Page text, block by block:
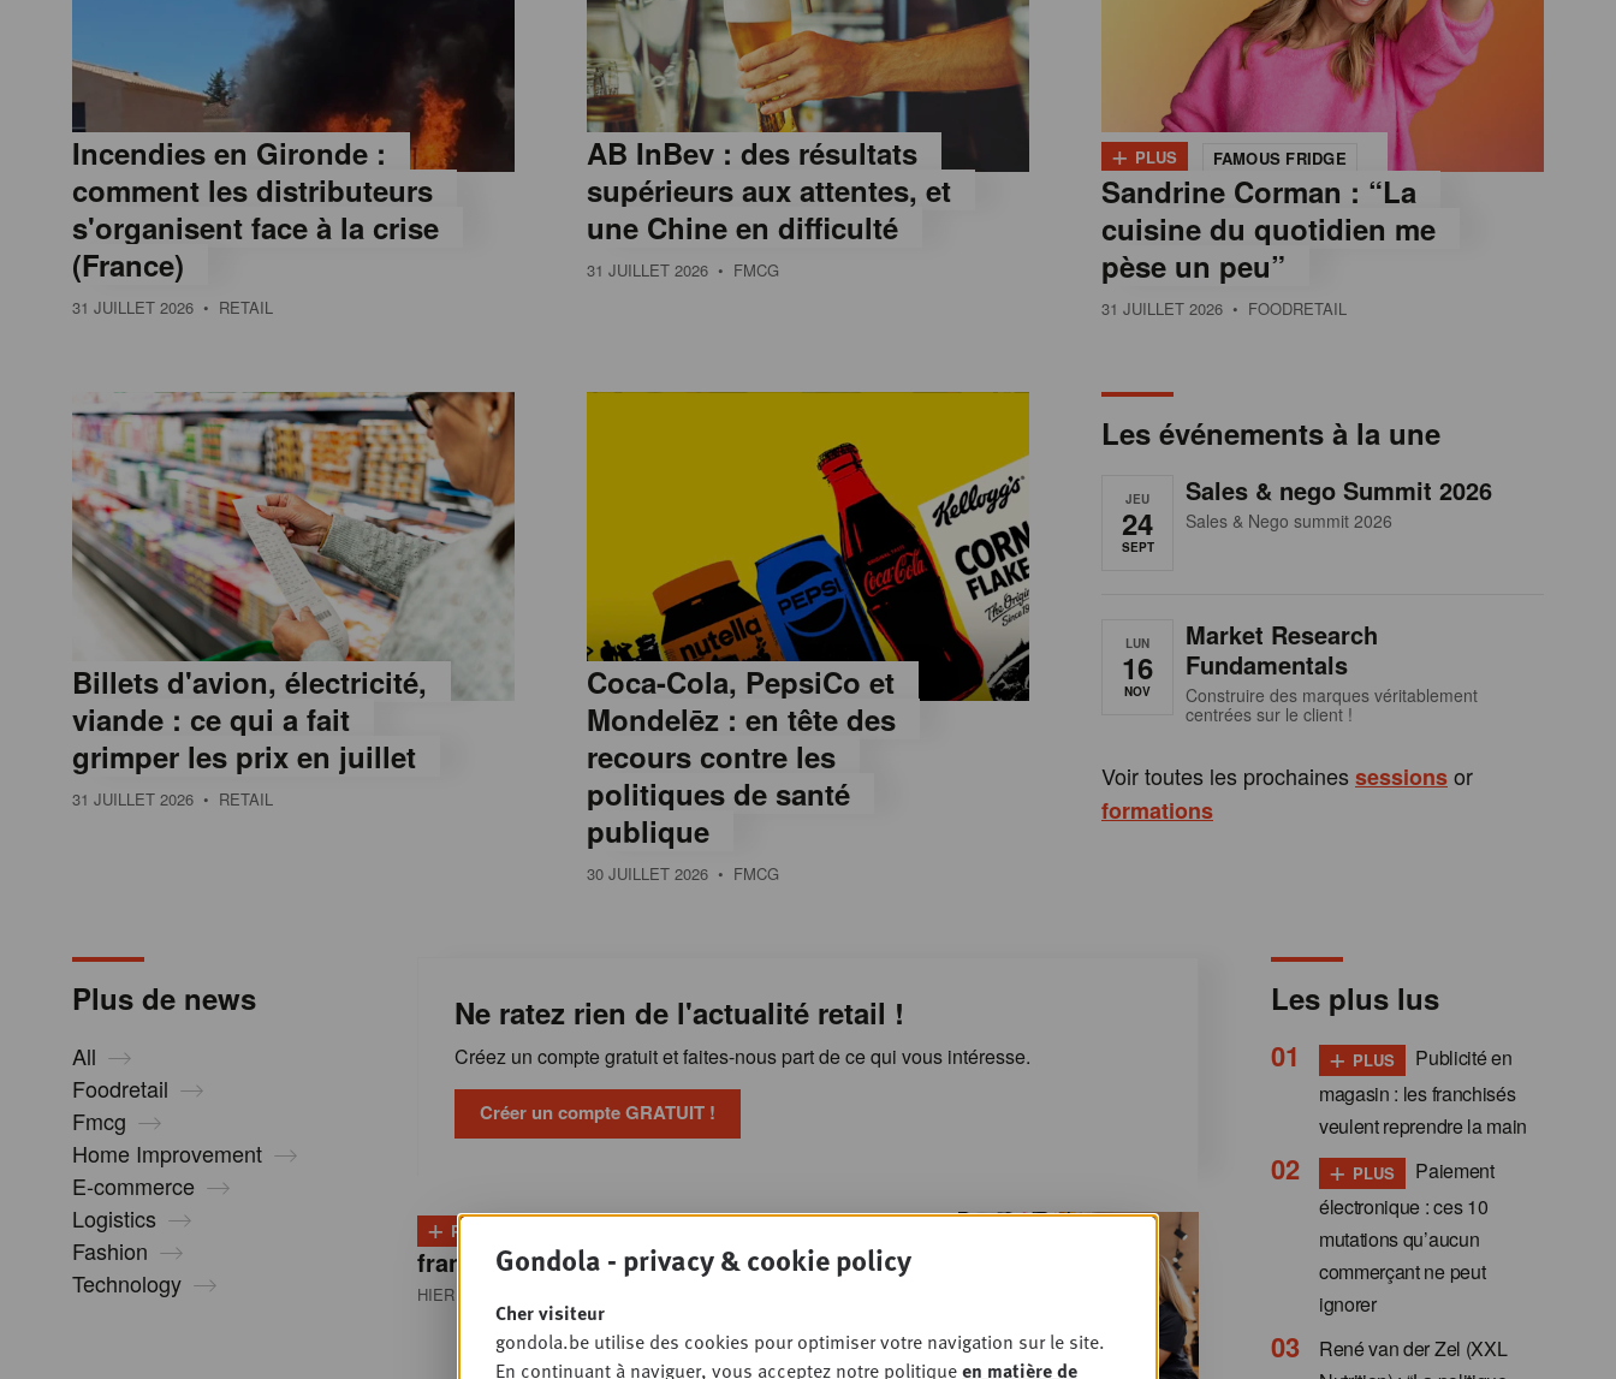
Incendies en Gironde :
comment les distributeurs
s'organisent face à la crise
(France)
31 JUILLET 2026 • RETAIL
AB InBev : des résultats
supérieurs aux attentes, et
une Chine en difficulté
31 JUILLET 2026 • FMCG
+ PLUS FAMOUS FRIDGE
Sandrine Corman : “La
cuisine du quotidien me
pèse un peu”
31 JUILLET 2026 • FOODRETAIL
Billets d'avion, électricité,
viande : ce qui a fait
grimper les prix en juillet
31 JUILLET 2026 • RETAIL
Coca-Cola, PepsiCo et
Mondelēz : en tête des
recours contre les
politiques de santé
publique
30 JUILLET 2026 • FMCG
Les événements à la une
JEU
24
SEPT
Sales & nego Summit 2026
Sales & Nego summit 2026
LUN
16
NOV
Market Research
Fundamentals
Construire des marques véritablement
centrées sur le client !
Voir toutes les prochaines sessionsor
formations
Plus de news
All
Foodretail
Fmcg
Home Improvement
E-commerce
Logistics
Fashion
Technology
Ne ratez rien de l'actualité retail !
Créez un compte gratuit et faites-nous part de ce qui vous intéresse.
Créer un compte GRATUIT !
+ PLUS
Publicité en magasin : les
franchisés veulent reprendre la main
HIER 08:30
Les plus lus
+ PLUS
Publicité en
magasin : les franchisés
veulent reprendre la main
+ PLUS
Paiement
électronique : ces 10
mutations qu’aucun
commerçant ne peut
ignorer
René van der Zel (XXL
Gondola - privacy & cookie policy
Cher visiteur
gondola.be utilise des cookies pour optimiser votre navigation sur le site.
En continuant à naviguer, vous acceptez notre politiqueen matière de